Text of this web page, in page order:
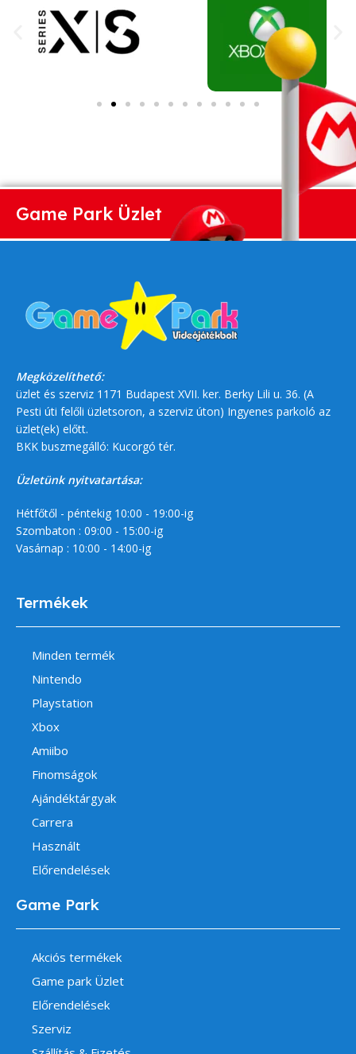
Game Park Üzlet
Megközelíthető:
üzlet és szerviz 1171 Budapest XVII. ker. Berky Lili u. 36. (A
Pesti úti felőli üzletsoron, a szerviz úton) Ingyenes parkoló az
üzlet(ek) előtt.
BKK buszmegálló: Kucorgó tér.
Üzletünk nyitvatartása:
Hétfőtől - péntekig 10:00 - 19:00-ig
Szombaton : 09:00 - 15:00-ig
Vasárnap : 10:00 - 14:00-ig
Termékek
Minden termék
Nintendo
Playstation
Xbox
Amiibo
Finomságok
Ajándéktárgyak
Carrera
Használt
Előrendelések
Game Park
Akciós termékek
Game park Üzlet
Előrendelések
Szerviz